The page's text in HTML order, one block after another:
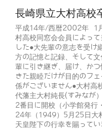
長崎県立大村高校
平成14年/西暦2002年 1
村高校同窓会会員によっ
した●大先輩の意志を受け
方の記憶と記録、そして
輩に引き継ぎ、届け、か
きた親睦だけが目的のフ
係がございません●大村
代藩主大村純長(すみなが
2番目に開校（小学館発行
24年（1949）5月25日大
天皇陛下の行幸を賜って